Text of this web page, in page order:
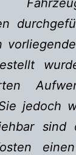
jedoch
sind